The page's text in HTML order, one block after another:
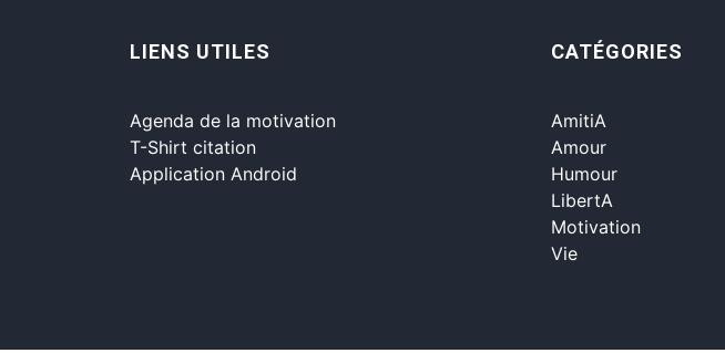
LIENS UTILES
Agenda de la motivation
T-Shirt citation
Application Android
CATÉGORIES
AmitiA
Amour
Humour
LibertA
Motivation
Vie